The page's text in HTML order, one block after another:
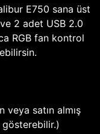
E750 sana üst
2 adet USB 2.0
RGB fan kontrol
satın almış